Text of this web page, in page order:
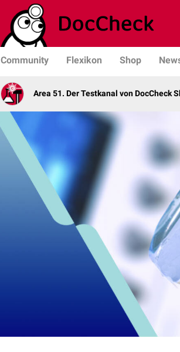
Community Flexikon Shop
Area 51. Der Testkanal von DocCheck